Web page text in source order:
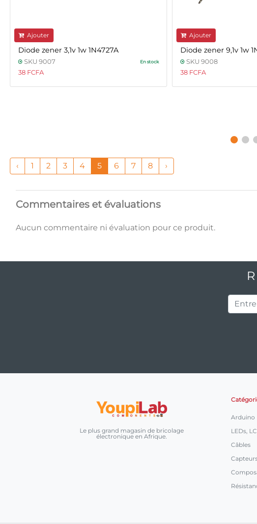
Ajouter
Diode zener 3,1v 1w 1N4727A
SKU 9007 En stock
38 FCFA
Ajouter
Diode zener 9,1v 1w
SKU 9008
38 FCFA
‹ 1 2 3 4 5 6 7 8 ›
Commentaires et évaluations
Aucun commentaire ni évaluation pour ce produit.
Le plus grand magasin de bricolage
électronique en Afrique.
Arduino
LEDs,
Câbles